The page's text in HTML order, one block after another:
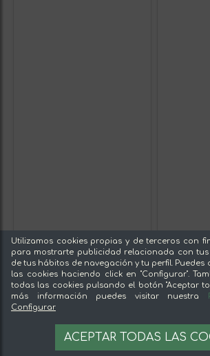
Utilizamos cookies propias y de terceros con
para mostrarte publicidad relacionada con
de tus hábitos de navegación y tu perfil.
las cookies haciendo click en "Configurar".
todas las cookies pulsando el botón "Aceptar
más información puedes visitar nuestra
Configurar
ACEPTAR TODAS LAS